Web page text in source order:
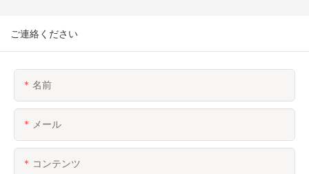
ご連絡ください
名前
メール
コンテンツ